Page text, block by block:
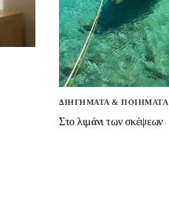
ΔΙΗΓΗΜΑΤΑ & ΠΟΙΗΜΑΤΑ
Στο λιμάνι των σκέψεων